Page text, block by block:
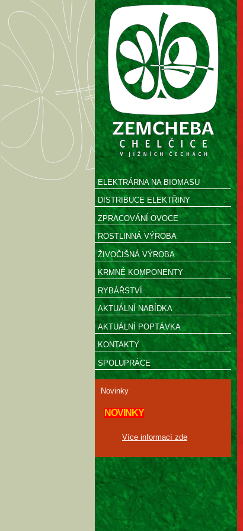
ELEKTRÁRNA NA BIOMASU
DISTRIBUCE ELEKTŘINY
ZPRACOVÁNÍ OVOCE
ROSTLINNÁ VÝROBA
ŽIVOČIŠNÁ VÝROBA
KRMNÉ KOMPONENTY
RYBÁŘSTVÍ
AKTUÁLNÍ NABÍDKA
AKTUÁLNÍ POPTÁVKA
KONTAKTY
SPOLUPRÁCE
Novinky
NOVINKY
Více informací zde